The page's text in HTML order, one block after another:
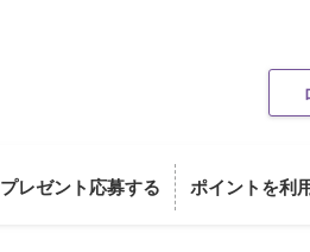
プレゼント応募する ポイントを利